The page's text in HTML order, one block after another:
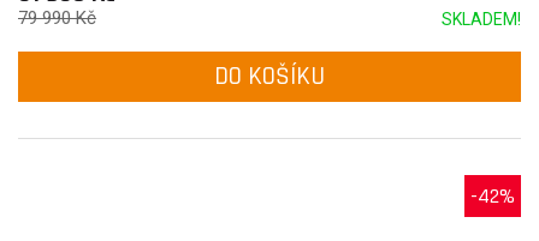
SKLADEM!
79 990 Kč
DO KOŠÍKU
-42%